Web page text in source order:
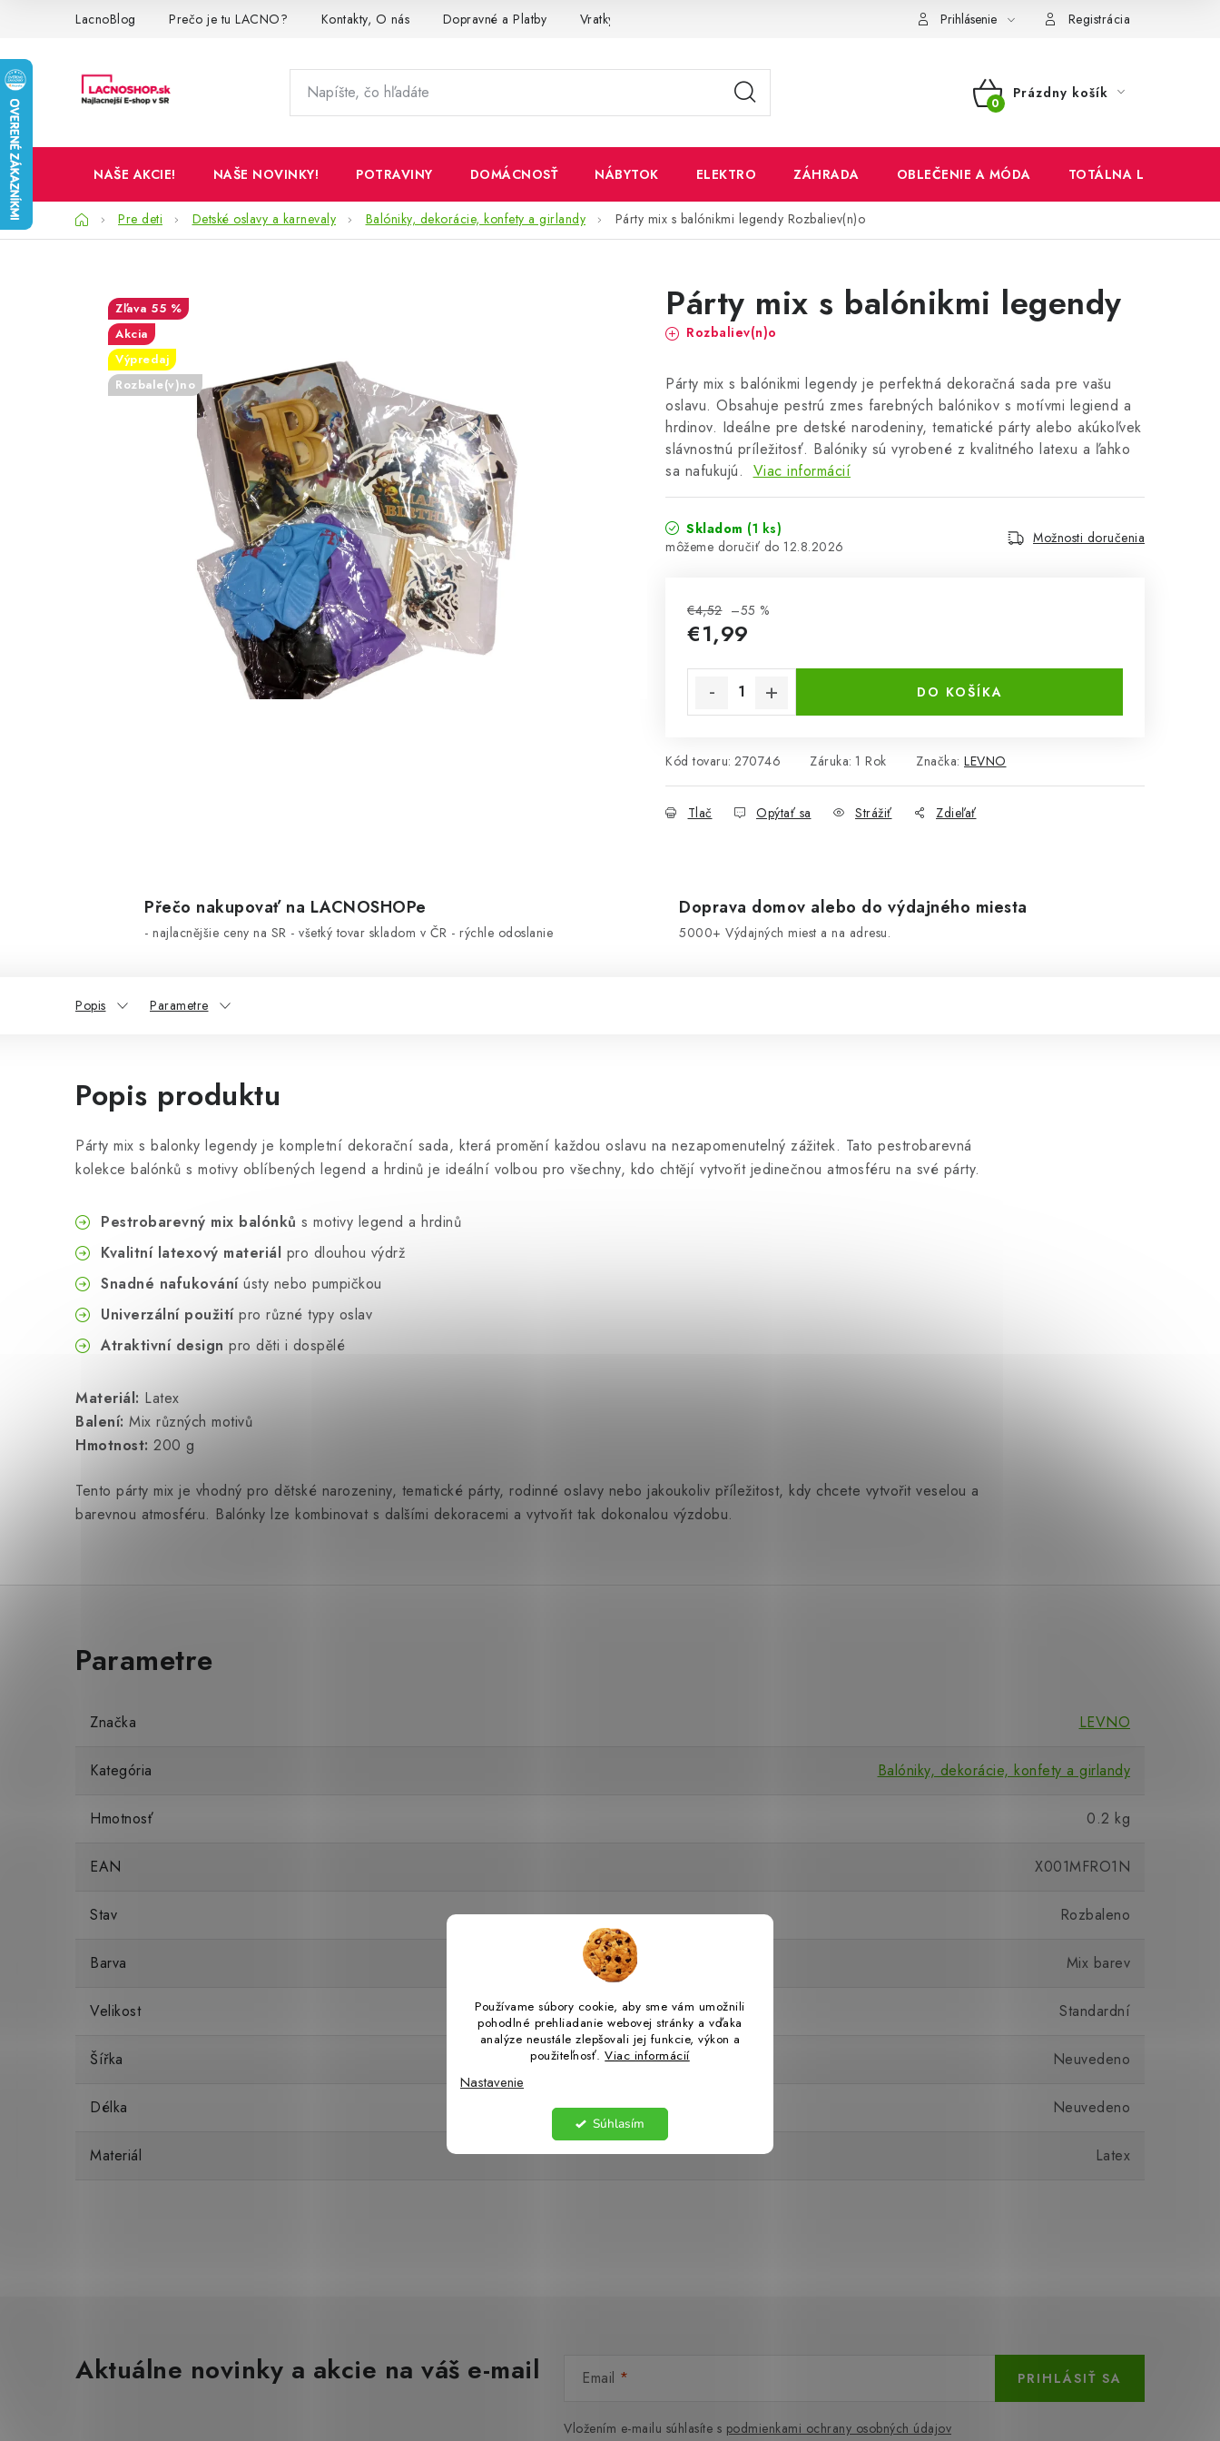
Používame súbory cookie, aby sme vám umožnili
pohodlné prehliadanie webovej stránky a vďaka
analýze neustále zlepšovali jej funkcie, výkon a
použiteľnosť.Viac informácií
Nastavenie
Súhlasím
LacnoBlog Prečo je tu LACNO? Kontakty, O nás Dopravné a Platby Vratky a Reklamácie Ochrana osobných údajov Reklamačný poriadok
Prihlásenie Registrácia
NÁKUPNÝ
Prázdny košík
NAŠE AKCIE! NAŠE NOVINKY! POTRAVINY DOMÁCNOSŤ NÁBYTOK ELEKTRO ZÁHRADA OBLEČENIE A MÓDA TOTÁLNA LIKVIDÁCIA
DomovPre deti Detské oslavy a karnevaly Balóniky, dekorácie, konfety a girlandy Párty mix s balónikmi legendy Rozbaliev(n)o
Párty mix s balónikmi legendy
Rozbaliev(n)o
Párty mix s balónikmi legendy je perfektná dekoračná sada pre vašu
oslavu. Obsahuje pestrú zmes farebných balónikov s motívmi legiend a
hrdinov. Ideálne pre detské narodeniny, tematické párty alebo akúkoľvek
slávnostnú príležitosť. Balóniky sú vyrobené z kvalitného latexu a ľahko
sa nafukujú. Viac informácií
Skladom (1 ks)
12.8.2026
Možnosti doručenia
€4,52 –55 %
€1,99
DO KOŠÍKA
Kód tovaru: 270746 Záruka: 1 Rok Značka: LEVNO
Tlač Opýtať sa Strážiť Zdieľať
55 %
Akcia
Výpredaj
Rozbale(v)no
Přečo nakupovať na LACNOSHOPe
- najlacnějšie ceny na SR - všetký tovar skladom v ČR - rýchle odoslanie
Doprava domov alebo do výdajného miesta
5000+ Výdajných miest a na adresu.
Popis Parametre
Popis produktu
Párty mix s balonky legendy je kompletní dekorační sada, která promění každou oslavu na nezapomenutelný zážitek. Tato pestrobarevná
kolekce balónků s motivy oblíbených legend a hrdinů je ideální volbou pro všechny, kdo chtějí vytvořit jedinečnou atmosféru na své párty.
Pestrobarevný mix balónků s motivy legend a hrdinů
Kvalitní latexový materiál pro dlouhou výdrž
Snadné nafukováníústy nebo pumpičkou
Univerzální použitípro různé typy oslav
Atraktivní design pro děti i dospělé
Materiál: Latex
Balení: Mix různých motivů
Hmotnost: 200 g
Tento párty mix je vhodný pro dětské narozeniny, tematické párty, rodinné oslavy nebo jakoukoliv příležitost, kdy chcete vytvořit veselou a
barevnou atmosféru. Balónky lze kombinovat s dalšími dekoracemi a vytvořit tak dokonalou výzdobu.
Značka LEVNO
Kategória Balóniky, dekorácie, konfety a girlandy
Hmotnosť 0.2 kg
EAN X001MFRO1N
Stav Rozbaleno
Barva Mix barev
Velikost Standardní
Šířka Neuvedeno
Délka Neuvedeno
Materiál Latex
Aktuálne novinky a akcie na váš e-mail Email
Vložením e-mailu súhlasíte s podmienkami ochrany osobných údajov
PRIHLÁSIŤ SA